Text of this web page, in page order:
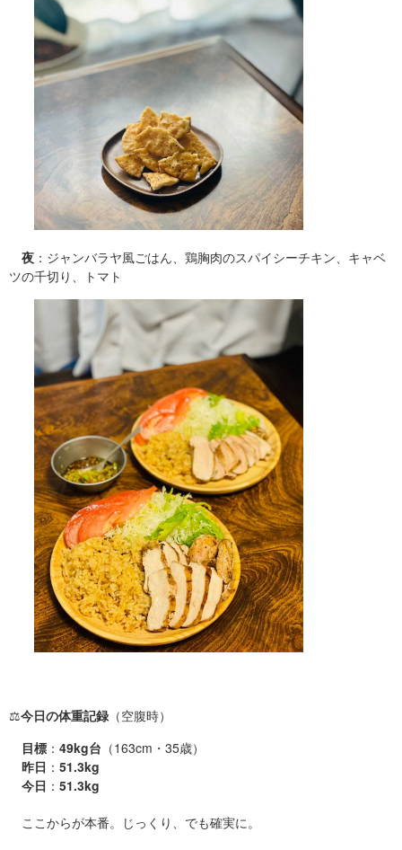
夜 ：ジャンバラヤ風ごはん、鶏胸肉のスパイシーチキン、キャベ
ツの千切り、トマト
⚖️今日の体重記録 （空腹時）
目標 ： 49kg台 （163cm・35歳）
昨日 ： 51.3kg
今日 ： 51.3kg
ここからが本番。じっくり、でも確実に。